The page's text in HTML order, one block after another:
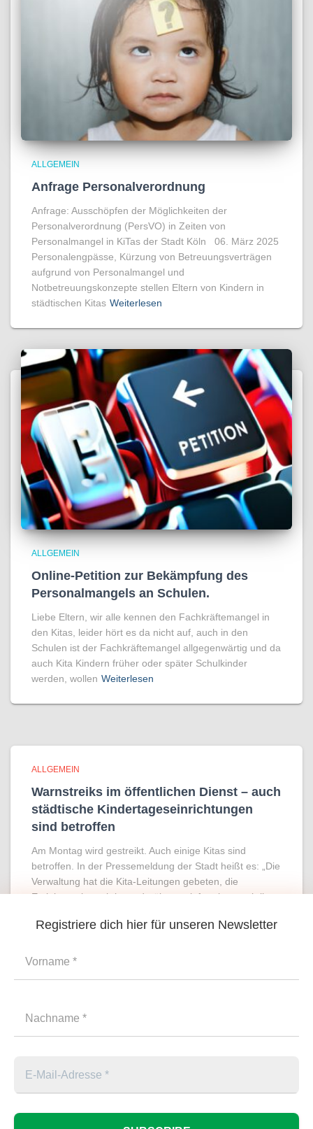
Registriere dich hier für unseren Newsletter
ALLGEMEIN
Anfrage Personalverordnung
Anfrage: Ausschöpfen der Möglichkeiten der
Personalverordnung (PersVO) in Zeiten von
Personalmangel in KiTas der Stadt Köln 06. März 2025
Personalengpässe, Kürzung von Betreuungsverträgen
aufgrund von Personalmangel und
Notbetreuungskonzepte stellen Eltern von Kindern in
städtischen Kitas Weiterlesen
ALLGEMEIN
Online-Petition zur Bekämpfung des
Personalmangels an Schulen.
Liebe Eltern, wir alle kennen den Fachkräftemangel in
den Kitas, leider hört es da nicht auf, auch in den
Schulen ist der Fachkräftemangel allgegenwärtig und da
auch Kita Kindern früher oder später Schulkinder
werden, wollen Weiterlesen
ALLGEMEIN
Warnstreiks im öffentlichen Dienst – auch
städtische Kindertageseinrichtungen
sind betroffen
Am Montag wird gestreikt. Auch einige Kitas sind
betroffen. In der Pressemeldung der Stadt heißt es: „Die
Verwaltung hat die Kita-Leitungen gebeten, die
Erziehungsberechtigten darüber zu informieren, ob ihre
Weiterlesen